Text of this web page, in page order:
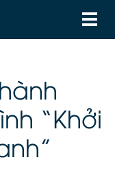
“Khởi